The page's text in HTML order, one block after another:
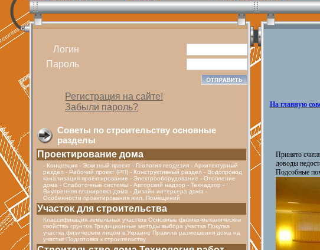
Логин
Пароль
Регистрация на сайте!
Забыли пароль?
Советы по строительству основные
разделы
Проектирование дома
- Концепция - Эскизный проект - Геология геодезия - Архитектурный
раздел - Рабочий проект (РП) - Конструктивный раздел - Водопровод
канализация проектирование - Электрооборудование - Отопление
дома - Cлаботочные системы - Авторский надзор - Технадзор -
Внутренняя планировка дома - Дизайн интерьера дома -
Особенности проектирования жил. Помещений
Участок для строительства
Классификация земельных участков Основные физико-механические
свойства грунтов Традиционные методы выбора участка Покупка
участка физическим лицом в Украине Правила размещения дома на
участке Подготовка к строительству
На главную
Принято
доводы
Подсобные